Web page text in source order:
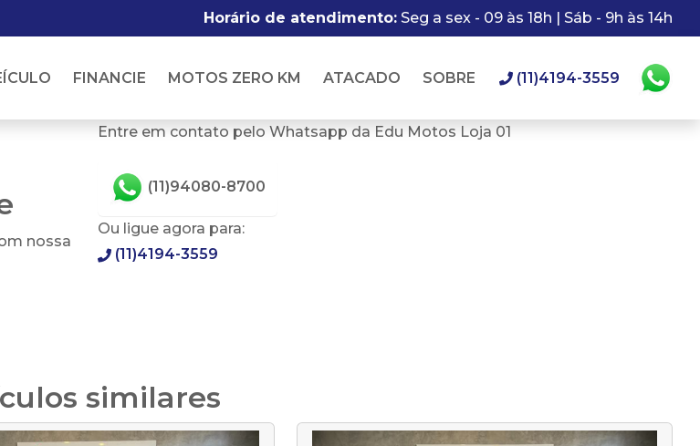
Horário de atendimento: Seg a sex - 09 às 18h | Sáb - 9h às 14h
FINANCIE MOTOS ZERO KM ATACADO SOBRE (11)4194-3559
nossa
Entre em contato pelo Whatsapp da Edu Motos Loja 01
(11)94080-8700
Ou ligue agora para:
(11)4194-3559
similares